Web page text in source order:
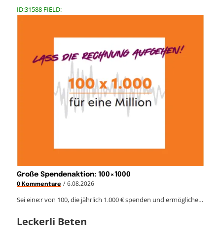
ID:31588 FIELD:
Große Spendenaktion: 100×1000
0 Kommentare / 6.08.2026
Sei eine:r von 100, die jährlich 1.000 € spenden und ermögliche…
Leckerli Beten